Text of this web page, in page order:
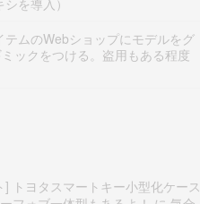
を導入）
テムのWebショップにモデルをグ
ックをつける。盗用もある程度
] トヨタスマートキー小型化ケース